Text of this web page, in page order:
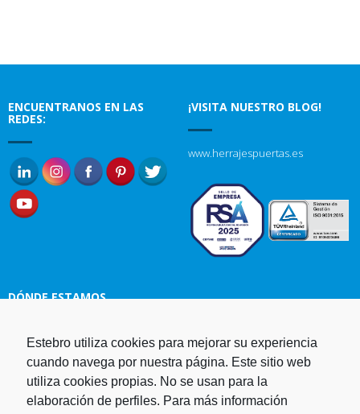
ENCUENTRANOS EN LAS
REDES:
¡VISITA NUESTRO BLOG!
www.herrajespuertas.es
DÓNDE ESTAMOS
Estampaciones EBRO, S.L.
Polg. Ind. Malpica-Alfindén C/H
naves 10, 12, 14 y 5 50171 La
Puebla de Alfindén Zaragoza,
Estebro utiliza cookies para mejorar su experiencia
cuando navega por nuestra página. Este sitio web
utiliza cookies propias. No se usan para la
elaboración de perfiles. Para más información